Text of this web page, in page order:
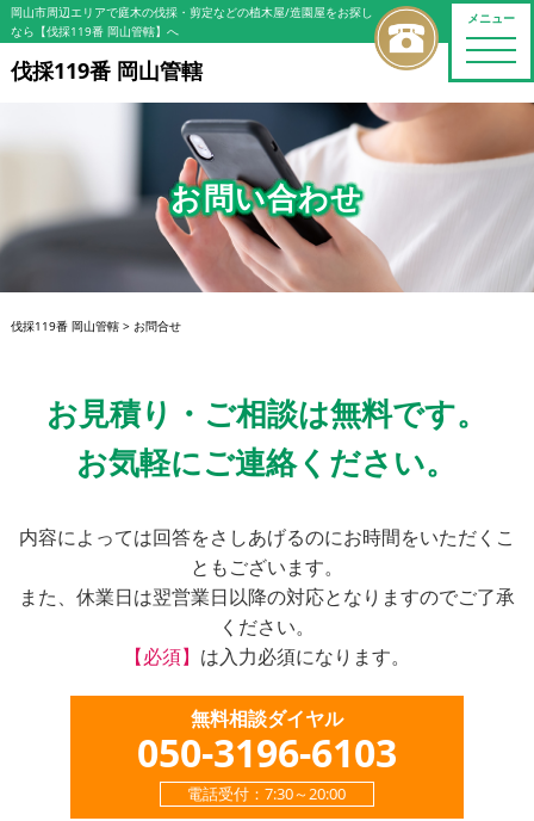
メニュー
toggle
岡山市周辺エリアで庭木の伐採・剪定などの植木屋/造園屋をお探し
なら【伐採119番 岡山管轄】へ
伐採119番 岡山管轄
お問い合わせ
伐採119番 岡山管轄> お問合せ
お見積り・ご相談は無料です。
お気軽にご連絡ください。
内容によっては回答をさしあげるのにお時間をいただくこ
ともございます。
また、休業日は翌営業日以降の対応となりますのでご了承
ください。
【必須】 は入力必須になります。
無料相談ダイヤル
050-3196-6103
電話受付：7:30～20:00